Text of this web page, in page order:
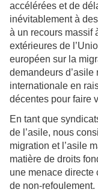
accélérées et de
inévitablement à
à un recours massif
extérieures de
européen sur la
demandeurs d’asile
internationale en
décentes pour faire
En tant que
de l’asile, nous
migration et l’asile
matière de droits
une menace directe
de non-refoulement.